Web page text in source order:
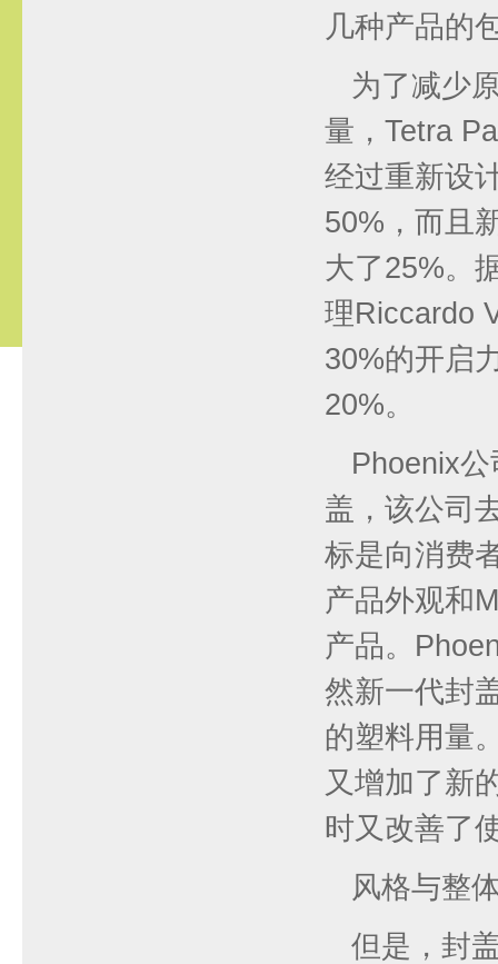
几种产品的
为了减少
量，Tetra
经过重新设
50%，而且
大了25%。
理Riccardo
30%的开启
20%。
Phoenix
盖，该公司
标是向消费
产品外观和
产品。
然新一代封
的塑料用量
又增加了新
时又改善了
风格与整
但是，封